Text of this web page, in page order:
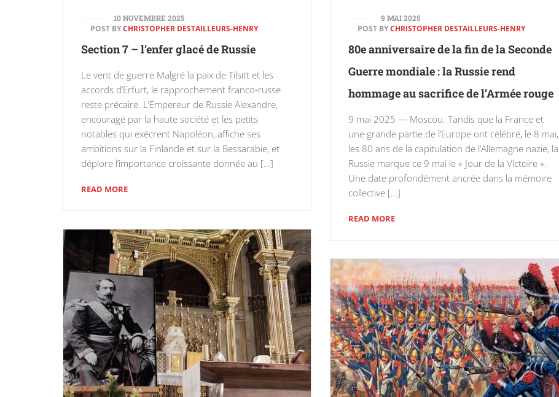
10 NOVEMBRE 2025
POST BYCHRISTOPHER DESTAILLEURS-HENRY
Section 7 – l’enfer glacé de Russie
Le vent de guerre Malgré la paix de Tilsitt et les
accords d’Erfurt, le rapprochement franco-russe
reste précaire. L’Empereur de Russie Alexandre,
encouragé par la haute société et les petits
notables qui exècrent Napoléon, affiche ses
ambitions sur la Finlande et sur la Bessarabie, et
déplore l’importance croissante donnée au […]
READ MORE
9 MAI 2025
POST BYCHRISTOPHER DESTAILLEURS-HENRY
80e anniversaire de la fin de la Seconde
Guerre mondiale : la Russie rend
hommage au sacrifice de l’Armée rouge
9 mai 2025 — Moscou. Tandis que la France et
une grande partie de l’Europe ont célébré, le 8 mai,
les 80 ans de la capitulation de l’Allemagne nazie, la
Russie marque ce 9 mai le « Jour de la Victoire ».
Une date profondément ancrée dans la mémoire
collective […]
READ MORE